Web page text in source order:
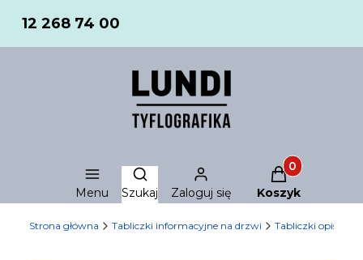
12 268 74 00
Menu
Otwórz wyszukiwarkę
Szukaj Zaloguj się
Produkty w
Koszyk
Strona główna Tabliczki informacyjne na drzwi